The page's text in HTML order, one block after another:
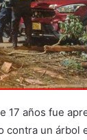
17 años fue
contra un árbol